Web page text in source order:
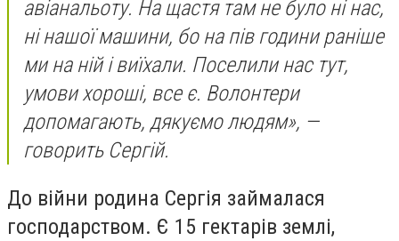
авіанальоту. На щастя там не було ні нас,
ні нашої машини, бо на пів години раніше
ми на ній і виїхали. Поселили нас тут,
умови хороші, все є. Волонтери
допомагають, дякуємо людям», —
говорить Сергій.
До війни родина Сергія займалася
господарством. Є 15 гектарів землі,